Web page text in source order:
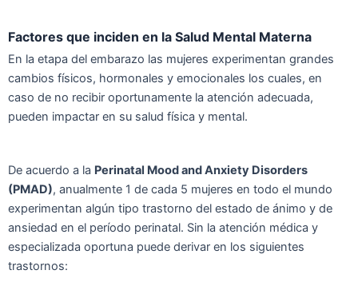
Factores que inciden en la Salud Mental Materna
En la etapa del embarazo las mujeres experimentan grandes
cambios físicos, hormonales y emocionales los cuales, en
caso de no recibir oportunamente la atención adecuada,
pueden impactar en su salud física y mental.
De acuerdo a la Perinatal Mood and Anxiety Disorders
(PMAD), anualmente 1 de cada 5 mujeres en todo el mundo
experimentan algún tipo trastorno del estado de ánimo y de
ansiedad en el período perinatal. Sin la atención médica y
especializada oportuna puede derivar en los siguientes
trastornos: